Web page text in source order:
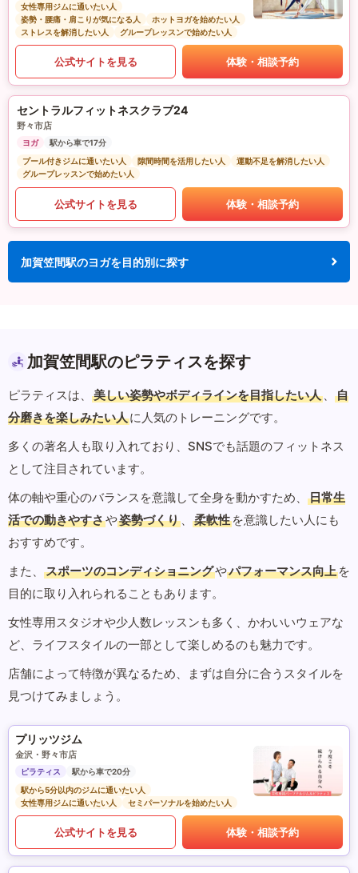
女性専用ジムに通いたい人
姿勢・腰痛・肩こりが気になる人
ホットヨガを始めたい人
ストレスを解消したい人
グループレッスンで始めたい人
公式サイトを見る 体験・相談予約
セントラルフィットネスクラブ24
野々市店
ヨガ
駅から車で17分
プール付きジムに通いたい人
隙間時間を活用したい人
運動不足を解消したい人
グループレッスンで始めたい人
公式サイトを見る 体験・相談予約
加賀笠間駅のヨガを目的別に探す
加賀笠間駅のピラティスを探す
ピラティスは、 美しい姿勢やボディラインを目指したい人 、
自
分磨きを楽しみたい人に人気のトレーニングです。
多くの著名人も取り入れており、SNSでも話題のフィットネス
として注目されています。
体の軸や重心のバランスを意識して全身を動かすため、
日常生
活での動きやすさや姿勢づくり 、 柔軟性 を意識したい人にも
おすすめです。
また、
スポーツのコンディショニングやパフォーマンス向上 を
目的に取り入れられることもあります。
女性専用スタジオや少人数レッスンも多く、かわいいウェアな
ど、ライフスタイルの一部として楽しめるのも魅力です。
店舗によって特徴が異なるため、まずは自分に合うスタイルを
見つけてみましょう。
プリッツジム
金沢・野々市店
ピラティス
駅から車で20分
駅から5分以内のジムに通いたい人
女性専用ジムに通いたい人
セミパーソナルを始めたい人
公式サイトを見る 体験・相談予約